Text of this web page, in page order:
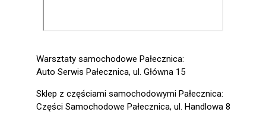
Warsztaty samochodowe Pałecznica:
Auto Serwis Pałecznica, ul. Główna 15
Sklep z częściami samochodowymi Pałecznica:
Części Samochodowe Pałecznica, ul. Handlowa 8